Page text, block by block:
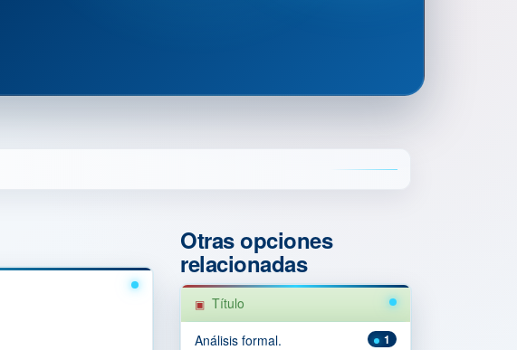
Otras opciones
relacionadas
Título
1
Análisis formal.